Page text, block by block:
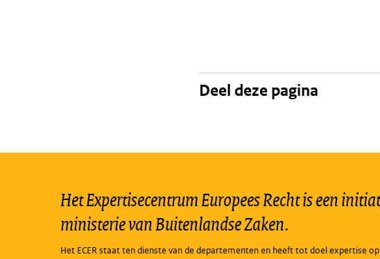
Deel deze pagina
Het Expertisecentrum Europees Recht is een
ministerie van Buitenlandse Zaken.
Het ECER staat ten dienste van de departementen en heeft tot doel expertise